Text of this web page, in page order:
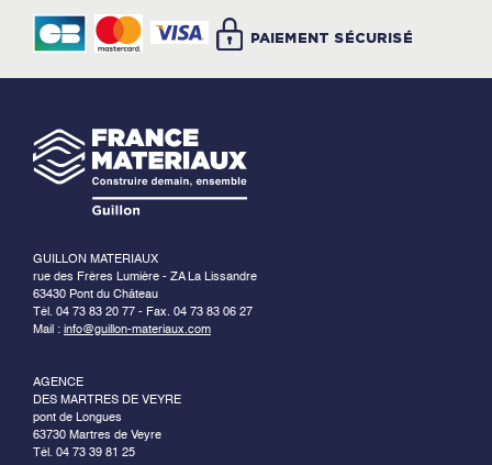
PAIEMENT SÉCURISÉ
GUILLON MATERIAUX
rue des Frères Lumière - ZA La Lissandre
63430 Pont du Château
Tél. 04 73 83 20 77 - Fax. 04 73 83 06 27
Mail : info@guillon-materiaux.com
AGENCE
DES MARTRES DE VEYRE
pont de Longues
63730 Martres de Veyre
Tél. 04 73 39 81 25